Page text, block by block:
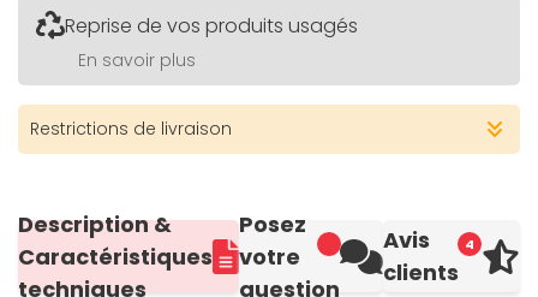
Reprise de vos produits usagés
En savoir plus
Restrictions de livraison
Description &
Caractéristiques
techniques
Posez
votre
question
4
Avis
clients